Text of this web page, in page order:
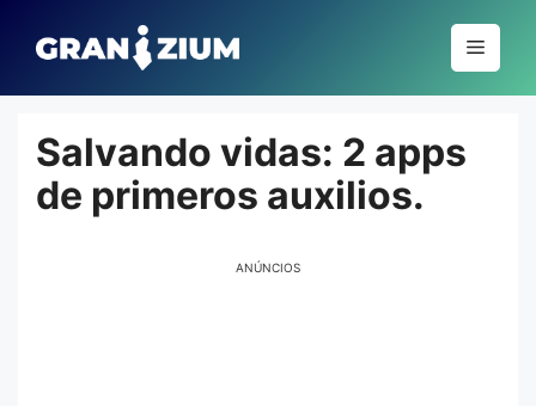
para
conteúdo
Menu
Salvando vidas: 2 apps
de primeros auxilios.
ANÚNCIOS